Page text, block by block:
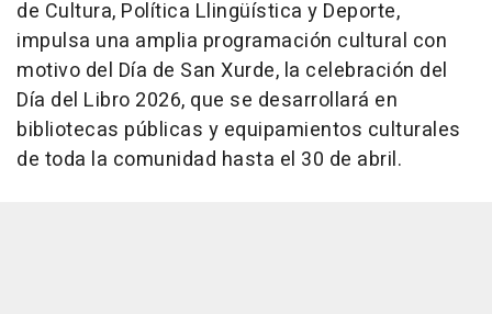
de Cultura, Política Llingüística y Deporte,
impulsa una amplia programación cultural con
motivo del Día de San Xurde, la celebración del
Día del Libro 2026, que se desarrollará en
bibliotecas públicas y equipamientos culturales
de toda la comunidad hasta el 30 de abril.